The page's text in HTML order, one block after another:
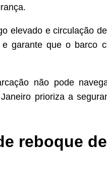
elevado e circulação
garante que o barco
não pode
prioriza a
reboque